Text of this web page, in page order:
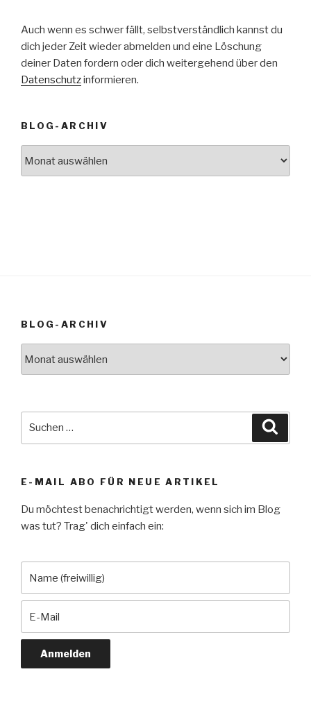
Auch wenn es schwer fällt, selbstverständlich kannst du
dich jeder Zeit wieder abmelden und eine Löschung
deiner Daten fordern oder dich weitergehend über den
Datenschutzinformieren.
BLOG-ARCHIV
BLOG-ARCHIV
E-MAIL ABO FÜR NEUE ARTIKEL
Du möchtest benachrichtigt werden, wenn sich im Blog
was tut? Trag' dich einfach ein: